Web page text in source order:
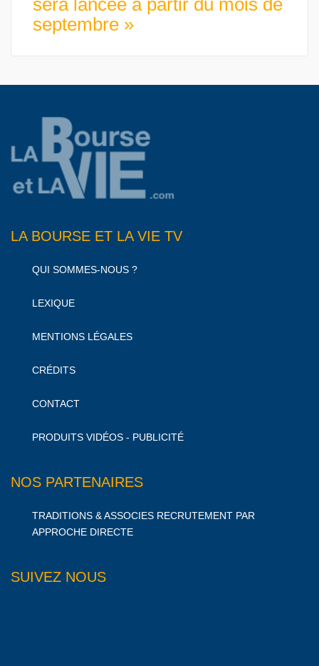
septembre »
LA BOURSE ET LA VIE TV
QUI SOMMES-NOUS ?
LEXIQUE
MENTIONS LÉGALES
CRÉDITS
CONTACT
PRODUITS VIDÉOS - PUBLICITÉ
NOS PARTENAIRES
TRADITIONS & ASSOCIES RECRUTEMENT PAR
APPROCHE DIRECTE
SUIVEZ NOUS